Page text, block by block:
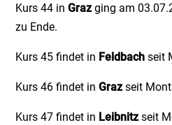
Kurs 44 inGrazging am
zu Ende.
Kurs 45 findet in Feldbachseit
Kurs 46 findet inGrazseit
Kurs 47 findet in Leibnitzseit